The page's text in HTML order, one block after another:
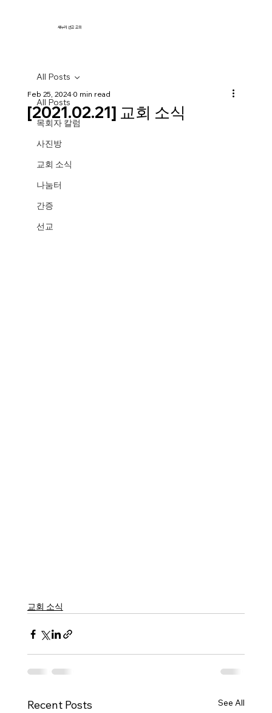
새누리 선교 교회
All Posts
목회자 칼럼
사진방
교회 소식
나눔터
간증
선교
All Posts
[2021.02.21] 교회 소식
Feb 25, 20240 min read
교회 소식
Recent Posts See All